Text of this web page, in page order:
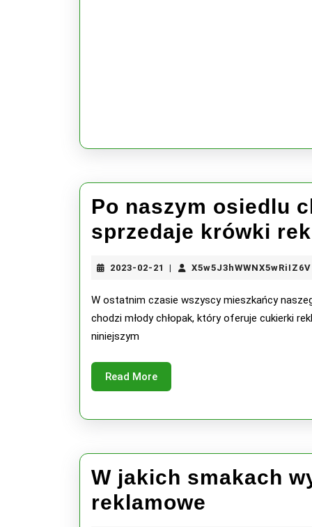
Po naszym osiedlu
sprzedaje krówki
2023-02-21
2023-
21
W ostatnim czasie wszyscy mieszkańcy
chodzi młody chłopak, który oferuje cukierki
niniejszym
Read MoreRead
More
W jakich smakach
reklamowe